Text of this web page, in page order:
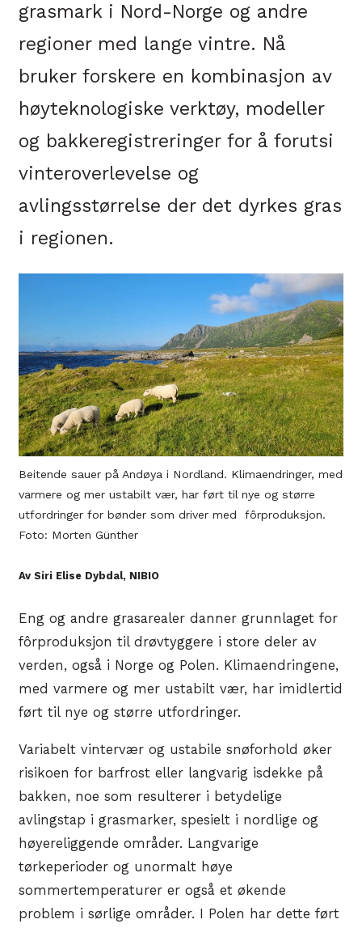
grasmark i Nord-Norge og andre
regioner med lange vintre. Nå
bruker forskere en kombinasjon av
høyteknologiske verktøy, modeller
og bakkeregistreringer for å forutsi
vinteroverlevelse og
avlingsstørrelse der det dyrkes gras
i regionen.
Beitende sauer på Andøya i Nordland. Klimaendringer, med
varmere og mer ustabilt vær, har ført til nye og større
utfordringer for bønder som driver med fôrproduksjon.
Foto: Morten Günther
Av Siri Elise Dybdal, NIBIO
Eng og andre grasarealer danner grunnlaget for
fôrproduksjon til drøvtyggere i store deler av
verden, også i Norge og Polen. Klimaendringene,
med varmere og mer ustabilt vær, har imidlertid
ført til nye og større utfordringer.
Variabelt vintervær og ustabile snøforhold øker
risikoen for barfrost eller langvarig isdekke på
bakken, noe som resulterer i betydelige
avlingstap i grasmarker, spesielt i nordlige og
høyereliggende områder. Langvarige
tørkeperioder og unormalt høye
sommertemperaturer er også et økende
problem i sørlige områder. I Polen har dette ført